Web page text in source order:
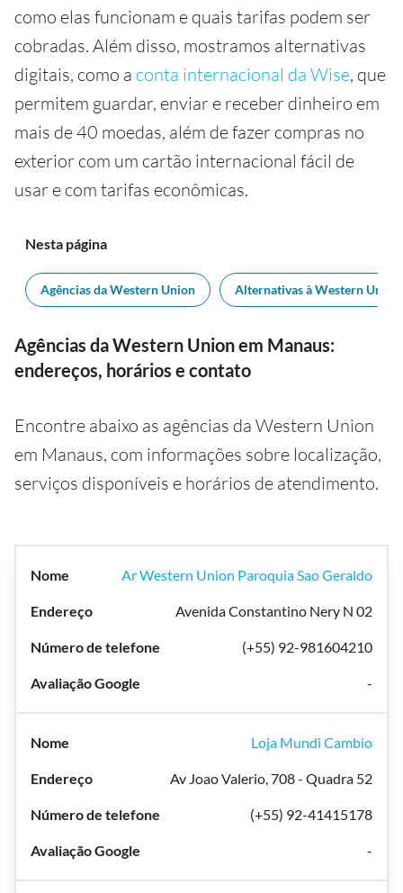
como elas funcionam e quais tarifas podem ser
cobradas. Além disso, mostramos alternativas
digitais, como a conta internacional da Wise, que
permitem guardar, enviar e receber dinheiro em
mais de 40 moedas, além de fazer compras no
exterior com um cartão internacional fácil de
usar e com tarifas econômicas.
Nesta página
Agências da Western Union Alternativas à Western Union
Agências da Western Union em Manaus:
endereços, horários e contato
Encontre abaixo as agências da Western Union
em Manaus, com informações sobre localização,
serviços disponíveis e horários de atendimento.
Ar Western Union Paroquia Sao Geraldo
Avenida Constantino Nery N 02
(+55) 92-981604210
-
Loja Mundi Cambio
Av Joao Valerio, 708 - Quadra 52
(+55) 92-41415178
-